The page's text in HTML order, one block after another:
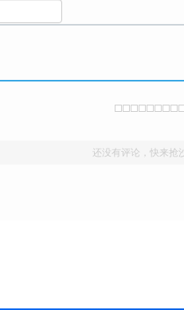
还没有评论，快来抢